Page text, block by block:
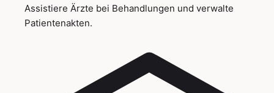
Assistiere Ärzte bei Behandlungen und verwalte
Patientenakten.